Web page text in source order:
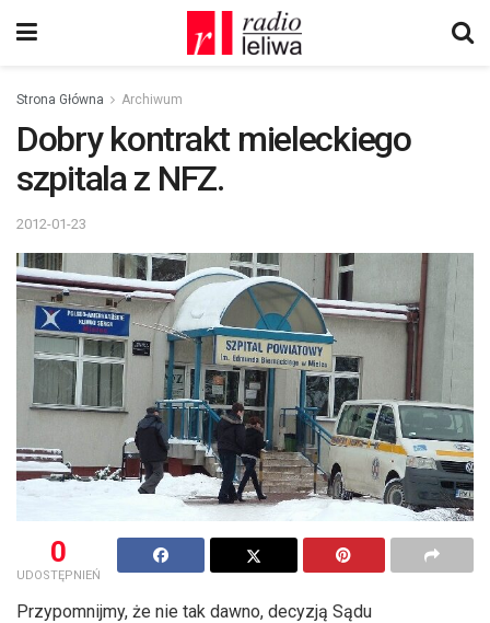
Strona Główna Archiwum
Dobry kontrakt mieleckiego
szpitala z NFZ.
2012-01-23
0
UDOSTĘPNIEŃ
Przypomnijmy, że nie tak dawno, decyzją Sądu